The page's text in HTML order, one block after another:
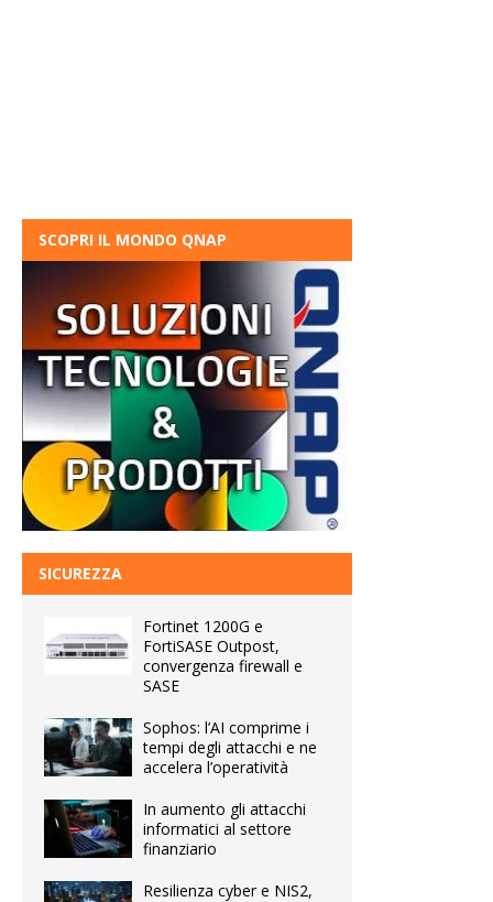
SCOPRI IL MONDO QNAP
SICUREZZA
Fortinet 1200G e
FortiSASE Outpost,
convergenza firewall e
SASE
Sophos: l’AI comprime i
tempi degli attacchi e ne
accelera l’operatività
In aumento gli attacchi
informatici al settore
finanziario
Resilienza cyber e NIS2,